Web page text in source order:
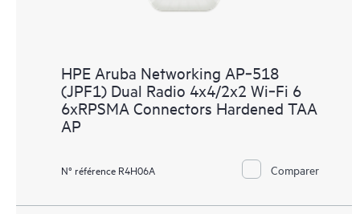
HPE Aruba Networking AP‑518
(JPF1) Dual Radio 4x4/2x2 Wi‑Fi 6
6xRPSMA Connectors Hardened TAA
AP
N° référence R4H06A Comparer